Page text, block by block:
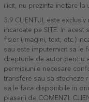
ilicit, nu prezinta incitare la
3.9 CLIENTUL este
incarcate pe SITE. In acest
fisier (imagini, text, etc.)
sau este imputernicit sa le
drepturile de autor pentru
permisiunile necesare
transfere sau sa stocheze
sa le faca disponibile in
plasarii de COMENZI.